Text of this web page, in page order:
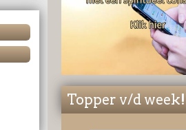
Topper v/d week!